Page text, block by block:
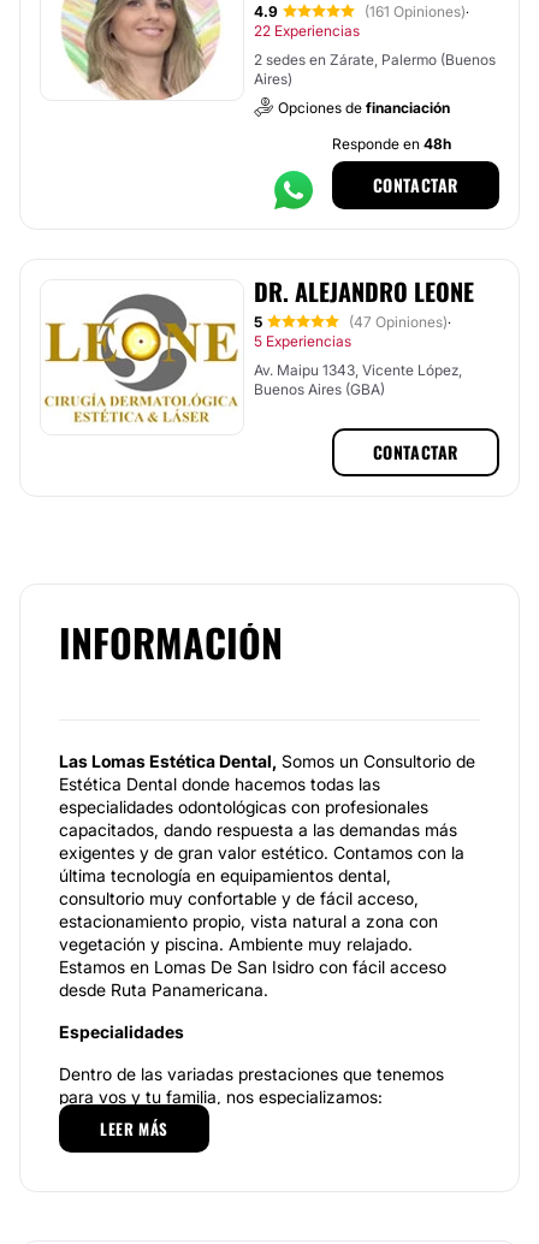
4.9 (161 Opiniones)·
22 Experiencias
2 sedes en Zárate, Palermo (Buenos
Aires)
Opciones de financiación
Responde en 48h
CONTACTAR
DR. ALEJANDRO LEONE
5 (47 Opiniones)·
5 Experiencias
Av. Maipu 1343, Vicente López,
Buenos Aires (GBA)
CONTACTAR
INFORMACIÓN
Las Lomas Estética Dental, Somos un Consultorio de
Estética Dental donde hacemos todas las
especialidades odontológicas con profesionales
capacitados, dando respuesta a las demandas más
exigentes y de gran valor estético. Contamos con la
última tecnología en equipamientos dental,
consultorio muy confortable y de fácil acceso,
estacionamiento propio, vista natural a zona con
vegetación y piscina. Ambiente muy relajado.
Estamos en Lomas De San Isidro con fácil acceso
desde Ruta Panamericana.
Especialidades
Dentro de las variadas prestaciones que tenemos
para vos y tu familia, nos especializamos:
Las Carillas Dentales,
LEER MÁS